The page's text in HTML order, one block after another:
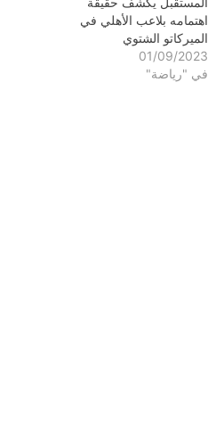
اهتمامه بلاعب الأهلي في
الميركاتو الشتوي
01/09/2023
في "رياضة"